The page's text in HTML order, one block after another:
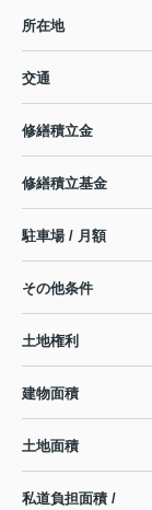
所在地
交通
修繕積立金
修繕積立基金
駐車場 / 月額
その他条件
土地権利
建物面積
土地面積
私道負担面積 /